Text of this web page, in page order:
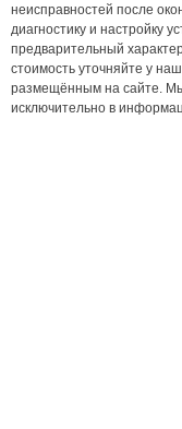
неисправностей после
диагностику и настройку
предварительный
стоимость уточняйте у
размещённым на сайте.
исключительно в